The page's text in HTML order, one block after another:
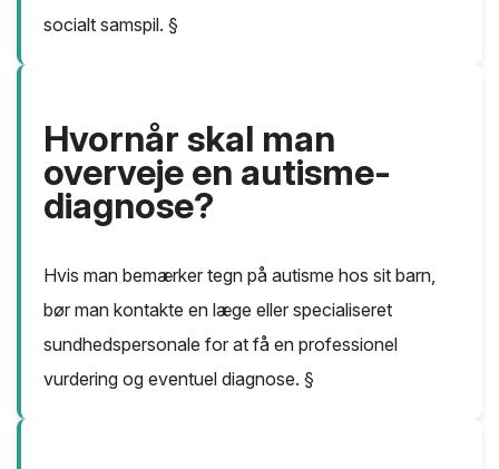
socialt samspil. §
Hvornår skal man
overveje en autisme-
diagnose?
Hvis man bemærker tegn på autisme hos sit barn,
bør man kontakte en læge eller specialiseret
sundhedspersonale for at få en professionel
vurdering og eventuel diagnose. §